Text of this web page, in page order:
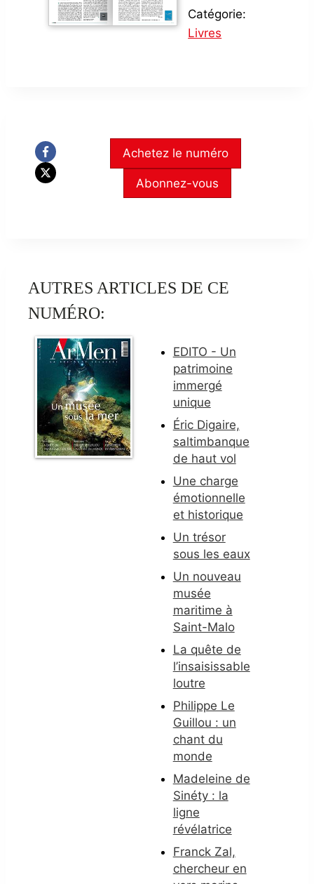
Catégorie:
Livres
Achetez le numéro
Abonnez-vous
AUTRES ARTICLES DE CE
NUMÉRO:
EDITO - Un
patrimoine
immergé
unique
Éric Digaire,
saltimbanque
de haut vol
Une charge
émotionnelle
et historique
Un trésor
sous les eaux
Un nouveau
musée
maritime à
Saint-Malo
La quête de
l’insaisissable
loutre
Philippe Le
Guillou : un
chant du
monde
Madeleine de
Sinéty : la
ligne
révélatrice
Franck Zal,
chercheur en